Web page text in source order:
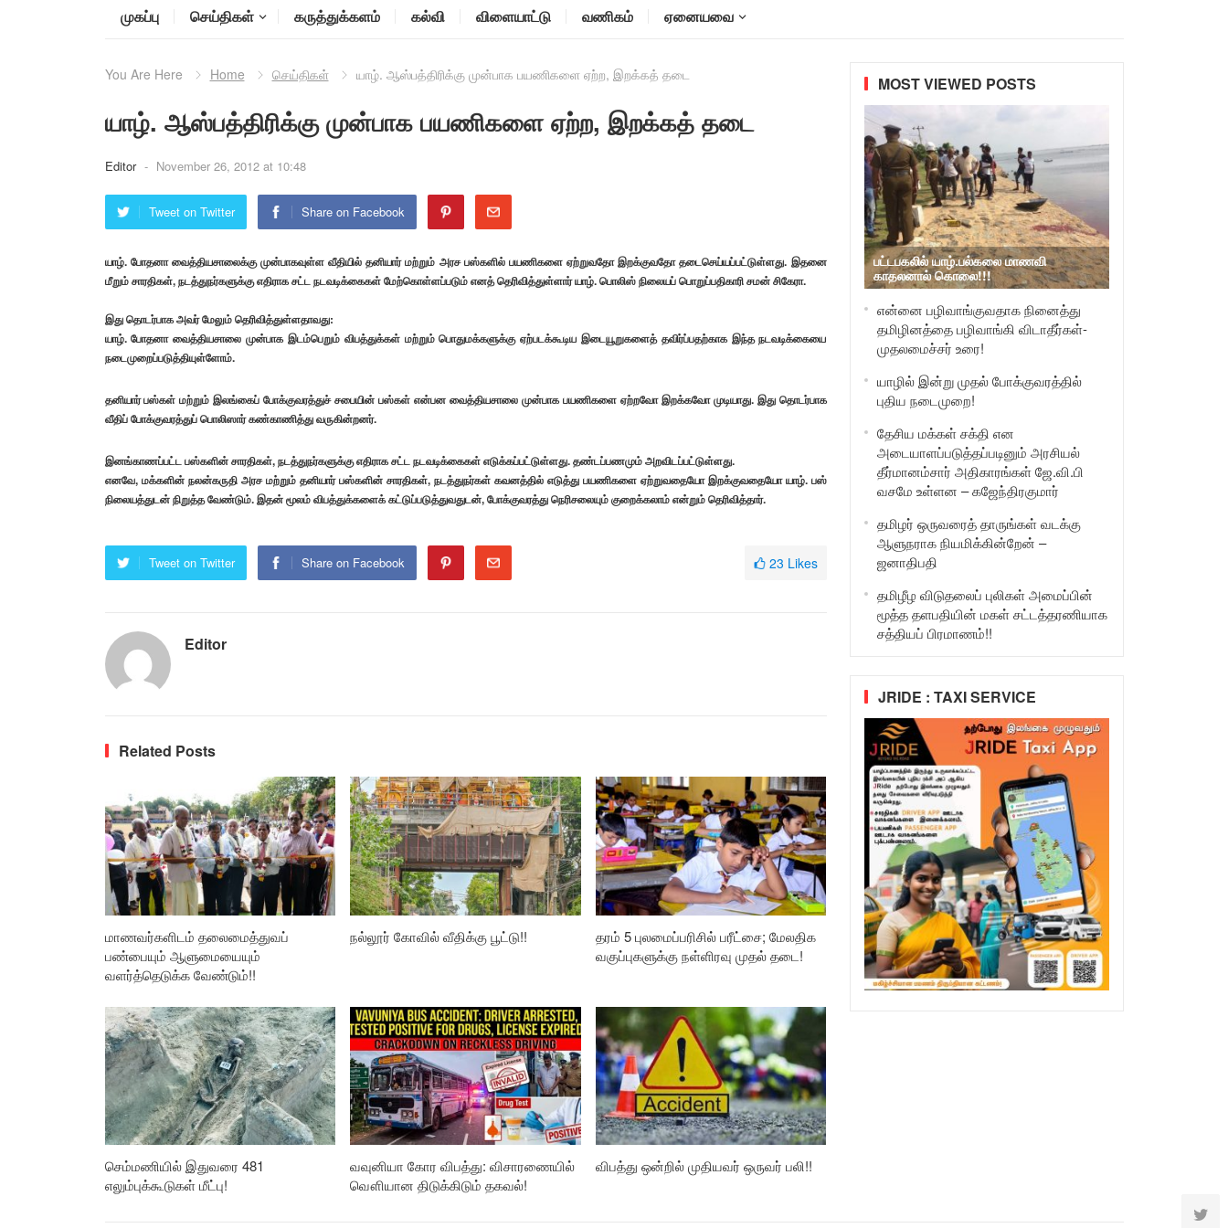
முகப்பு செய்திகள் கருத்துக்களம் கல்வி விளையாட்டு வணிகம் ஏனையவை
You Are Here Home செய்திகள் யாழ். ஆஸ்பத்திரிக்கு முன்பாக பயணிகளை ஏற்ற, இறக்கத் தடை
யாழ். ஆஸ்பத்திரிக்கு முன்பாக பயணிகளை ஏற்ற, இறக்கத் தடை
Editor - November 26, 2012 at 10:48
Tweet on Twitter Share on Facebook
யாழ். போதனா வைத்தியசாலைக்கு முன்பாகவுள்ள வீதியில் தனியார் மற்றும் அரச பஸ்களில் பயணிகளை ஏற்றுவதோ இறக்குவதோ தடைசெய்யப்பட்டுள்ளது. இதனை
மீறும் சாரதிகள், நடத்துநர்களுக்கு எதிராக சட்ட நடவடிக்கைகள் மேற்கொள்ளப்படும் எனத் தெரிவித்துள்ளார் யாழ். பொலிஸ் நிலையப் பொறுப்பதிகாரி சமன் சிகேரா.
இது தொடர்பாக அவர் மேலும் தெரிவித்துள்ளதாவது:
யாழ். போதனா வைத்தியசாலை முன்பாக இடம்பெறும் விபத்துக்கள் மற்றும் பொதுமக்களுக்கு ஏற்படக்கூடிய இடையூறுகளைத் தவிர்ப்பதற்காக இந்த நடவடிக்கையை
நடைமுறைப்படுத்தியுள்ளோம்.
தனியார் பஸ்கள் மற்றும் இலங்கைப் போக்குவரத்துச் சபையின் பஸ்கள் என்பன வைத்தியசாலை முன்பாக பயணிகளை ஏற்றவோ இறக்கவோ முடியாது. இது தொடர்பாக
வீதிப் போக்குவரத்துப் பொலிஸார் கண்காணித்து வருகின்றனர்.
இனங்காணப்பட்ட பஸ்களின் சாரதிகள், நடத்துநர்களுக்கு எதிராக சட்ட நடவடிக்கைகள் எடுக்கப்பட்டுள்ளது. தண்டப்பணமும் அறவிடப்பட்டுள்ளது.
எனவே, மக்களின் நலன்கருதி அரச மற்றும் தனியார் பஸ்களின் சாரதிகள், நடத்துநர்கள் கவனத்தில் எடுத்து பயணிகளை ஏற்றுவதையோ இறக்குவதையோ யாழ். பஸ்
நிலையத்துடன் நிறுத்த வேண்டும். இதன் மூலம் விபத்துக்களைக் கட்டுப்படுத்துவதுடன், போக்குவரத்து நெரிசலையும் குறைக்கலாம் என்றும் தெரிவித்தார்.
Tweet on Twitter Share on Facebook 23 Likes
Editor
Related Posts
மாணவர்களிடம் தலைமைத்துவப்
பண்பையும் ஆளுமையையும்
வளர்த்தெடுக்க வேண்டும்!!
நல்லூர் கோவில் வீதிக்கு பூட்டு!!
தரம் 5 புலமைப்பரிசில் பரீட்சை; மேலதிக
வகுப்புகளுக்கு நள்ளிரவு முதல் தடை!
செம்மணியில் இதுவரை 481
எலும்புக்கூடுகள் மீட்பு!
வவுனியா கோர விபத்து: விசாரணையில்
வௌியான திடுக்கிடும் தகவல்!
விபத்து ஒன்றில் முதியவர் ஒருவர் பலி!!
MOST VIEWED POSTS
பட்டபகலில் யாழ்.பல்கலை மாணவி
காதலனால் கொலை!!!
என்னை பழிவாங்குவதாக நினைத்து
தமிழினத்தை பழிவாங்கி விடாதீர்கள்-
முதலமைச்சர் உரை!
யாழில் இன்று முதல் போக்குவரத்தில்
புதிய நடைமுறை!
தேசிய மக்கள் சக்தி என
அடையாளப்படுத்தப்படினும் அரசியல்
தீர்மானம்சார் அதிகாரங்கள் ஜே.வி.பி
வசமே உள்ளன – கஜேந்திரகுமார்
தமிழர் ஒருவரைத் தாருங்கள் வடக்கு
ஆளுநராக நியமிக்கின்றேன் –
ஜனாதிபதி
தமிழீழ விடுதலைப் புலிகள் அமைப்பின்
மூத்த தளபதியின் மகள் சட்டத்தரணியாக
சத்தியப் பிரமாணம்!!
JRIDE : TAXI SERVICE